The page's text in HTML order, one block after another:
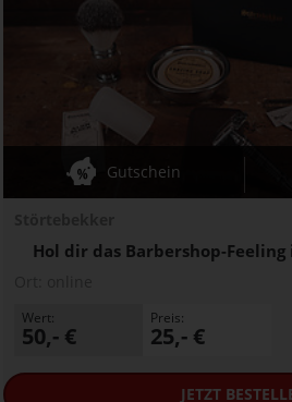
Hol dir das Barbershop-
Gutschein
Wert:
50,- €
Preis:
25,- €
JETZT